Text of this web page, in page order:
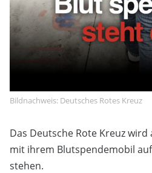
Bildnachweis: Deutsches Rotes Kreuz
Das Deutsche Rote Kreuz wird
mit ihrem Blutspendemobil
stehen.